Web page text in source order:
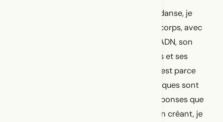
Je ne sais pas si c’est parce que par la danse, je
dois nécessairement travailler avec le corps, avec
ses particularités, son apparence, son ADN, son
âge, son genre, sa formation, ses forces et ses
blessures, et donc son identité. Ou si c’est parce
que les processus de recherches artistiques sont
les meilleures façons de trouver des réponses que
l’on n’attend pas. Ou si c’est parce qu’en créant, je